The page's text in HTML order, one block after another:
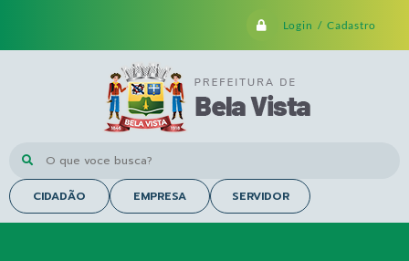
Login / Cadastro
O que voce busca?
CIDADÃO EMPRESA SERVIDOR